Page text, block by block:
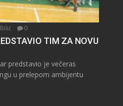
0
TIM ZA NOVU
predstavio je večeras
u prelepom ambijentu